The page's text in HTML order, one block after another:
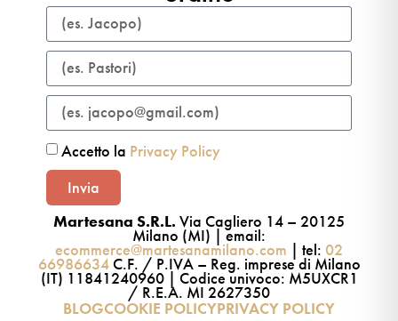
Accetto la Privacy Policy
Invia
Martesana S.R.L. Via Cagliero 14 – 20125
Milano (MI) | email:
ecommerce@martesanamilano.com | tel: 02
66986634C.F. / P.IVA – Reg. imprese di Milano
(IT) 11841240960 | Codice univoco: M5UXCR1
/ R.E.A. MI 2627350
BLOGCOOKIE POLICYPRIVACY POLICY